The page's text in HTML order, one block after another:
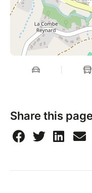
Share this page